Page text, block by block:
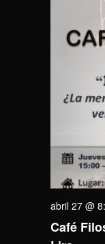
Café
abril 27 @